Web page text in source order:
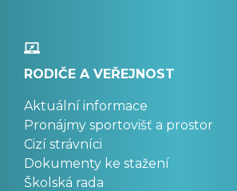
RODIČE A VEŘEJNOST
Aktuální informace
Pronájmy sportovišť a prostor
Cizí strávníci
Dokumenty ke stažení
Školská rada